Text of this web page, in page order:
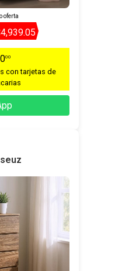
oferta
00
con tarjetas de